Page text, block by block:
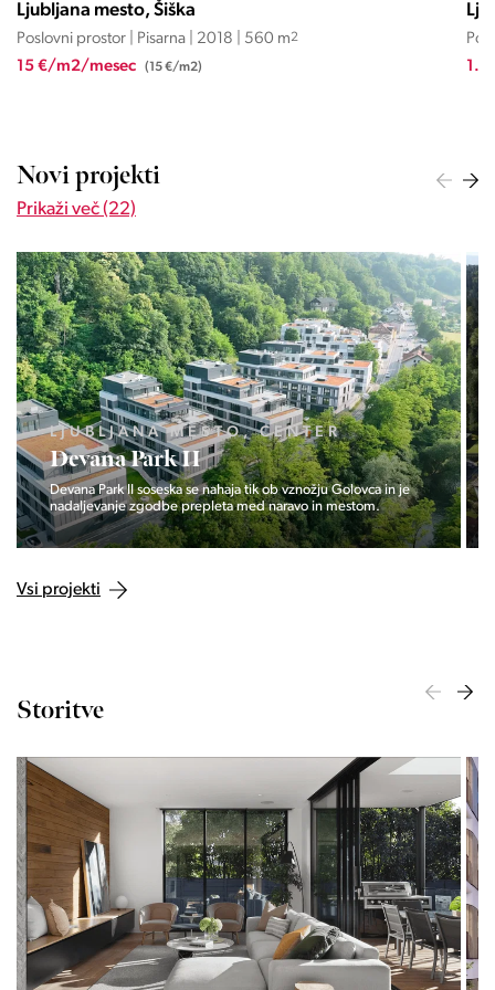
Ljubljana mesto, Šiška
Poslovni prostor | Pisarna | 2018 | 560 m2
15 €/m2/mesec (15 €/m2)
Novi projekti
Prikaži več (22)
LJUBLJANA MESTO, CENTER
Devana Park II
Devana Park II soseska se nahaja tik ob vznožju Golovca in je
nadaljevanje zgodbe prepleta med naravo in mestom.
Vsi projekti
Storitve